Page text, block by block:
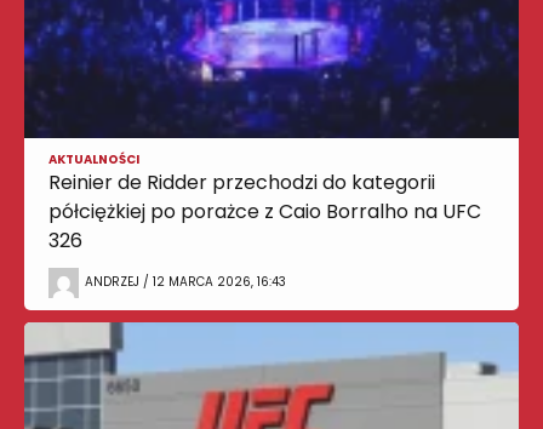
AKTUALNOŚCI
Reinier de Ridder przechodzi do kategorii
półciężkiej po porażce z Caio Borralho na UFC
326
ANDRZEJ / 12 MARCA 2026, 16:43